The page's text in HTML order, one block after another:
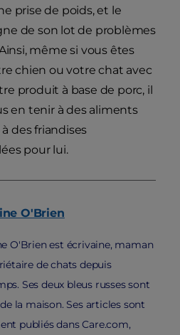
prise de poids, et le
de son lot de problèmes
même si vous êtes
chien ou votre chat avec
produit à base de porc, il
en tenir à des aliments
des friandises
pour lui.
O'Brien
O'Brien est écrivaine, maman
de chats depuis
Ses deux bleus russes sont
la maison. Ses articles sont
publiés dans Care.com,